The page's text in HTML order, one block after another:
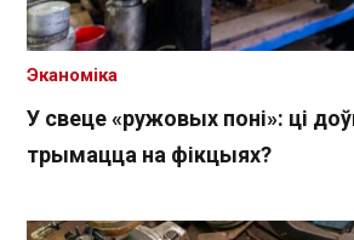
У свеце «ружовых поні»: ці
трымацца на фікцыях?
Эканоміка